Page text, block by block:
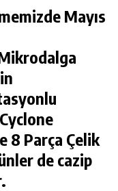
Mayıs
8 Parça Çelik
de cazip